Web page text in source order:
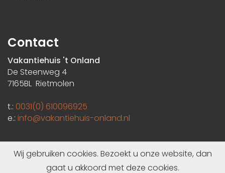
Contact
Vakantiehuis 't Onland
De Steenweg 4
7165BL Rietmolen
t.: 0031(0) 610096925
e.: info@vakantiehuis-onland.nl
Privacycentrum| Copyright by Vakantiehuis 't Onland
Wij gebruiken cookies. Bezoekt u onze website, dan
gaat u akkoord met deze cookies.